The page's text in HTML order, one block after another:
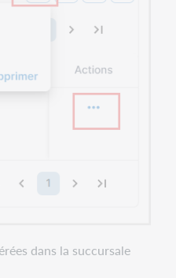
dans la succursale